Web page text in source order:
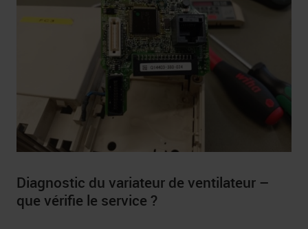
Diagnostic du variateur de ventilateur –
que vérifie le service ?